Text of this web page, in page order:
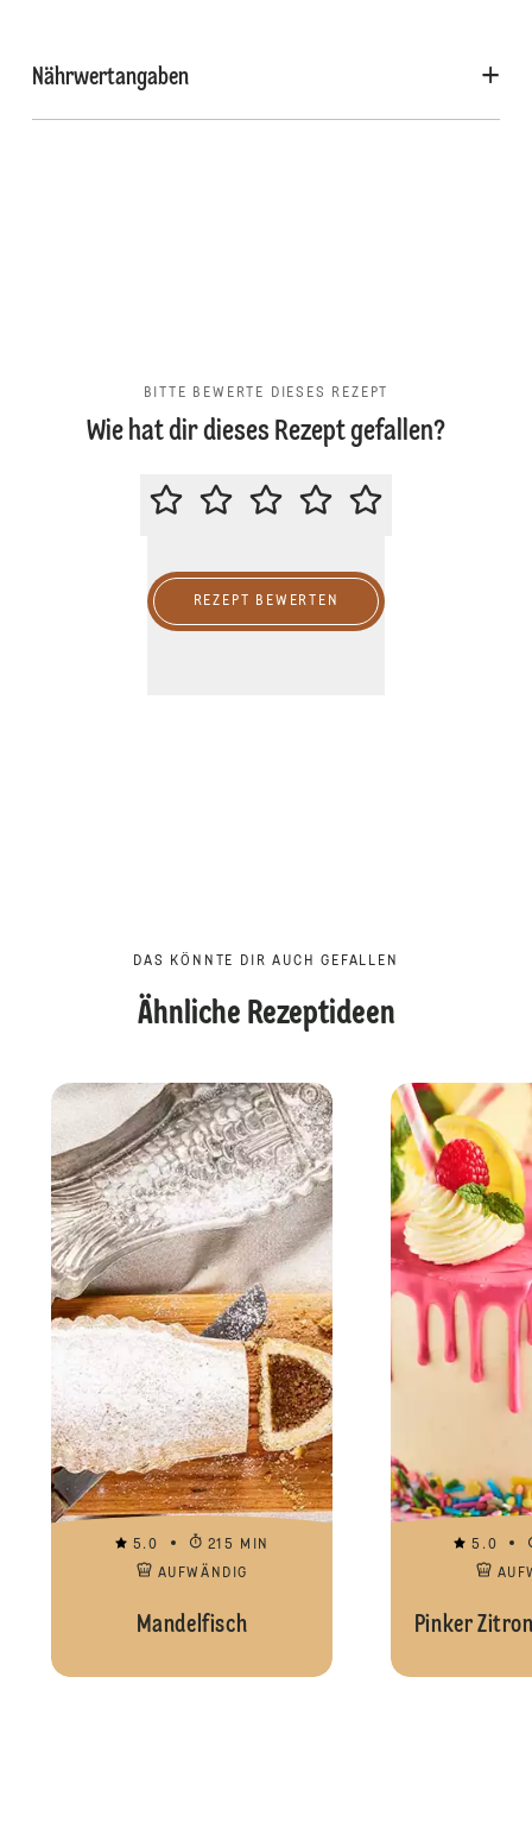
Nährwertangaben
BITTE BEWERTE DIESES REZEPT
Wie hat dir dieses Rezept gefallen?
BITTE BEWERTE DIESES REZEPT
REZEPT BEWERTEN
DAS KÖNNTE DIR AUCH GEFALLEN
Ähnliche Rezeptideen
5.0
215 MIN
AUFWÄNDIG
Mandelfisch
5.0
Pinker